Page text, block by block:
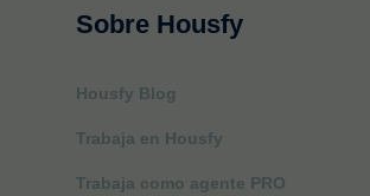
Sobre Housfy
Housfy Blog
Trabaja en Housfy
Trabaja como agente PRO